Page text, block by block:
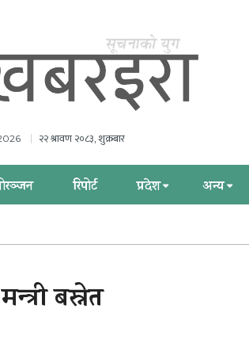
२२ श्रावण २०८३, शुक्रबार
रिपोर्ट प्रदेश अन्य
बस्नेत